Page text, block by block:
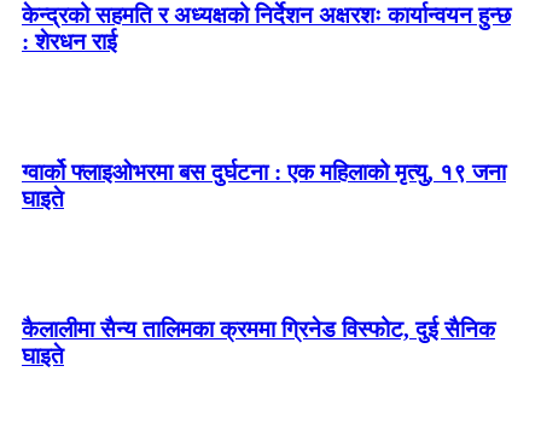
केन्द्रको सहमति र अध्यक्षको निर्देशन अक्षरशः कार्यान्वयन हुन्छ
: शेरधन राई
ग्वार्को फ्लाइओभरमा बस दुर्घटना : एक महिलाको मृत्यु, १९ जना
घाइते
कैलालीमा सैन्य तालिमका क्रममा ग्रिनेड विस्फोट, दुई सैनिक
घाइते